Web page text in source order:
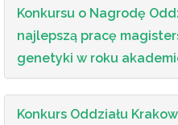
Konkursu o Nagrodę
najlepszą pracę
genetyki w roku
Konkurs Oddziału